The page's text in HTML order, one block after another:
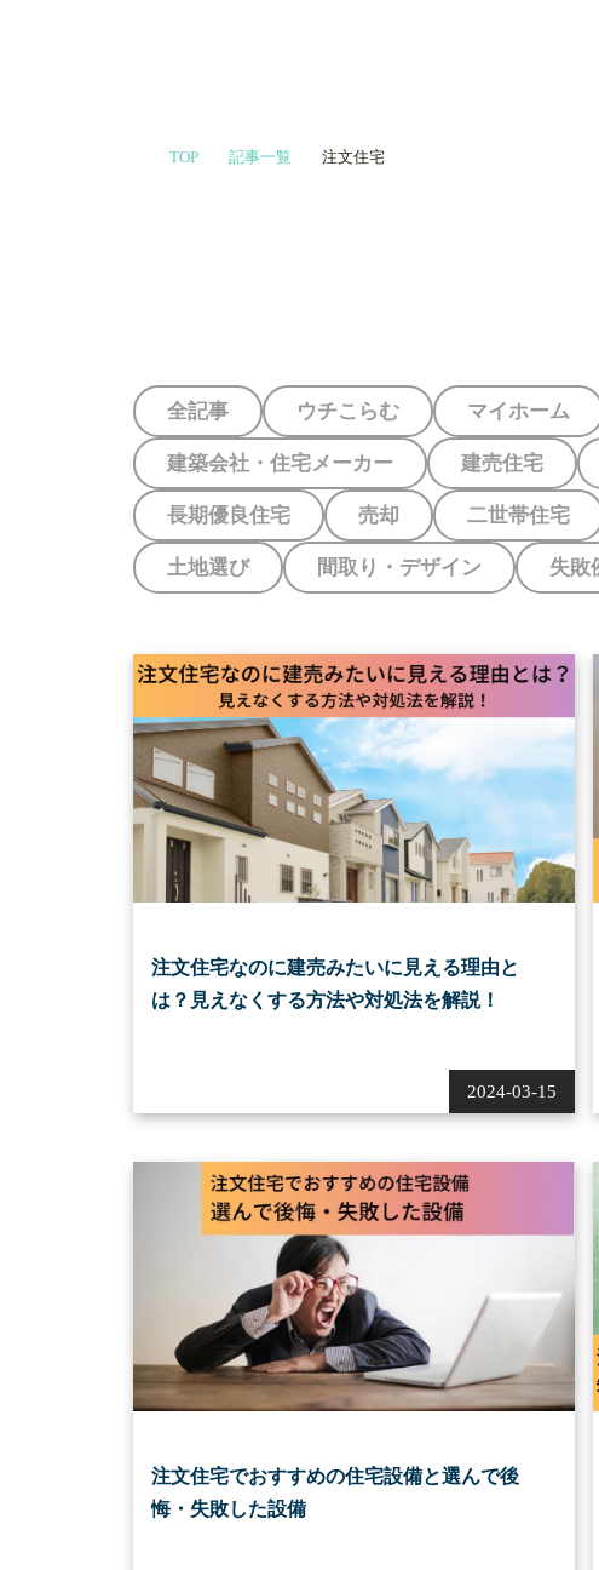
TOP 記事一覧 注文住宅
全記事 ウチこらむ マイホーム
建築会社・住宅メーカー 建売住宅
長期優良住宅 売却 二世帯住宅
土地選び 間取り・デザイン 失敗
2024-03-15
注文住宅なのに建売みたいに見える理由と
は？見えなくする方法や対処法を解説！
注文住宅でおすすめの住宅設備と選んで後
悔・失敗した設備